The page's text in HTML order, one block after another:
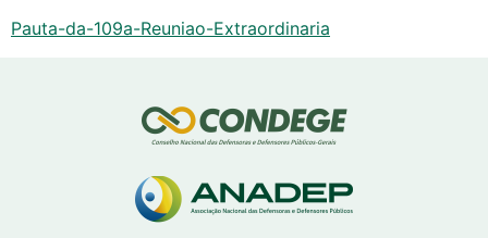
Pauta-da-109a-Reuniao-Extraordinaria